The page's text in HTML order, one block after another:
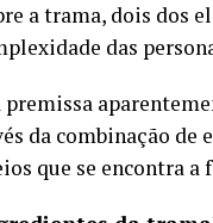
a trama, dois dos
das
da combinação de
que se encontra